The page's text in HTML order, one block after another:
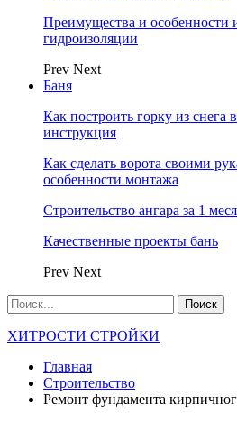
Преимущества и особенности
гидроизоляции
Prev Next
Баня
Как построить горку из
инструкция
Как сделать ворота своими
особенности монтажа
Строительство ангара за 1
Качественные проекты бань
Prev Next
ХИТРОСТИ СТРОЙКИ
Главная
Строительство
Ремонт фундамента